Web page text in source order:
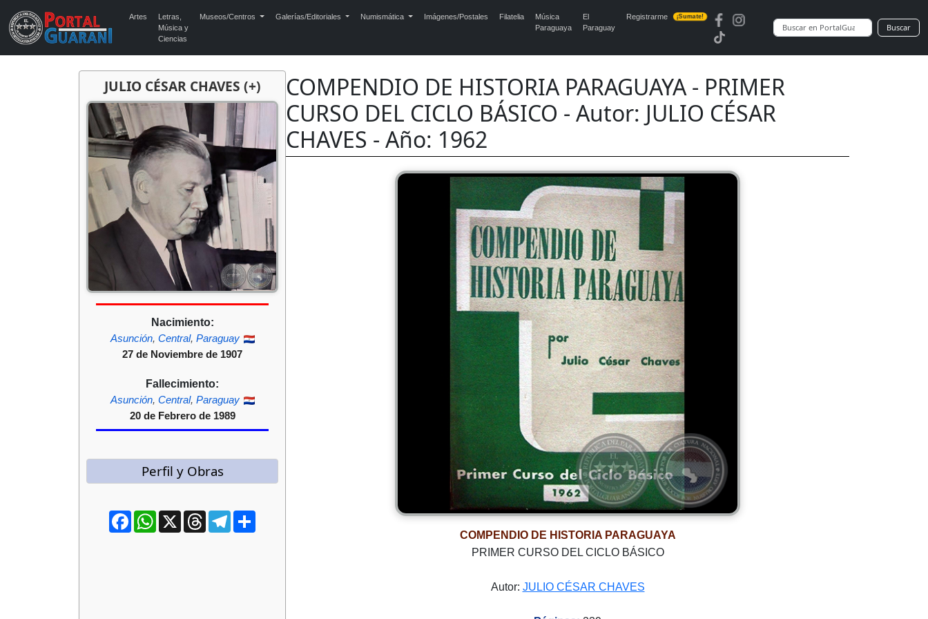
Artes
Letras,
Música y
Ciencias
Museos/Centros Galerías/Editoriales Numismática Imágenes/Postales Filatelia
Música
Paraguaya
El
Paraguay
Registrarme ¡Sumate!
Buscar
JULIO CÉSAR CHAVES (+)
Nacimiento:
Asunción, Central, Paraguay
27 de Noviembre de 1907
Fallecimiento:
Asunción, Central, Paraguay
20 de Febrero de 1989
Perfil y Obras
FacebookWhatsApp
X ThreadsTelegram
COMPENDIO DE HISTORIA PARAGUAYA - PRIMER
CURSO DEL CICLO BÁSICO - Autor: JULIO CÉSAR
CHAVES - Año: 1962
COMPENDIO DE HISTORIA PARAGUAYA
PRIMER CURSO DEL CICLO BÁSICO
Autor: JULIO CÉSAR CHAVES